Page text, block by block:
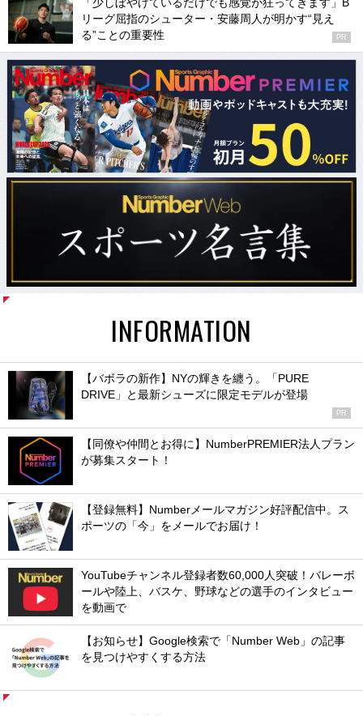
「少しぼやけているだけでも感覚が狂ってきます」B
リーグ屈指のシューター・安藤周人が明かす“見え
る”ことの重要性
PR
INFORMATION
【バボラの新作】NYの輝きを纏う。「PURE
DRIVE」と最新シューズに限定モデルが登場
PR
【同僚や仲間とお得に】NumberPREMIER法人プラン
が募集スタート！
【登録無料】Numberメールマガジン好評配信中。ス
ポーツの「今」をメールでお届け！
YouTubeチャンネル登録者数60,000人突破！バレーボ
ールや陸上、バスケ、野球などの選手のインタビュー
を動画で
【お知らせ】Google検索で「Number Web」の記事
を見つけやすくする方法